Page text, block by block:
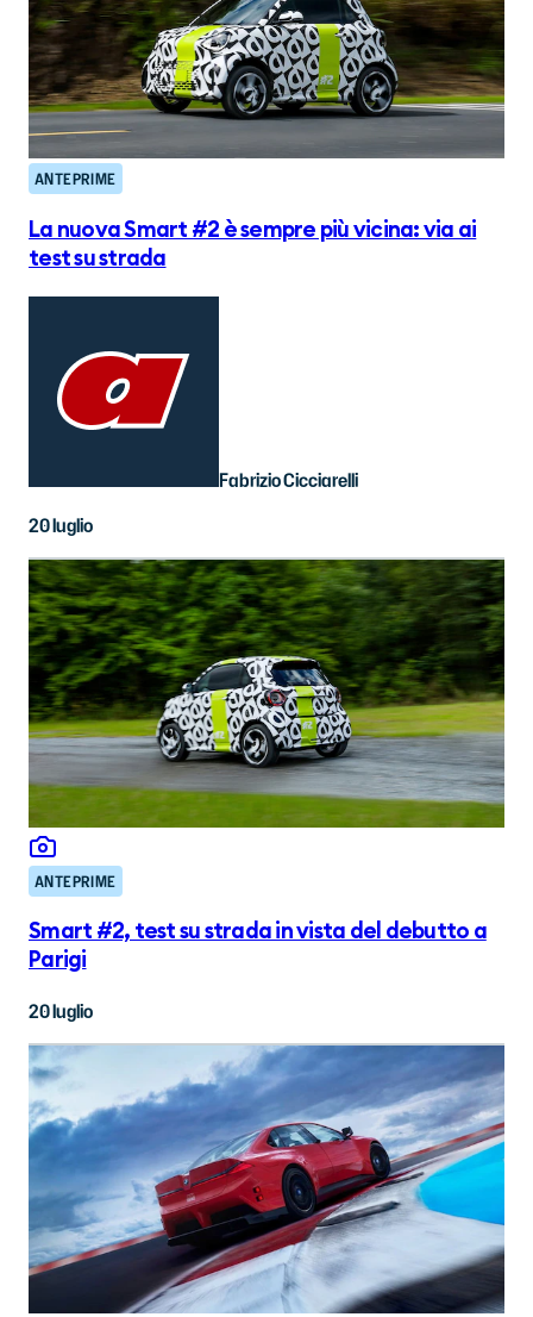
ANTEPRIME
La nuova Smart #2 è sempre più vicina: via ai
test su strada
Fabrizio Cicciarelli
20 luglio
ANTEPRIME
Smart #2, test su strada in vista del debutto a
Parigi
20 luglio